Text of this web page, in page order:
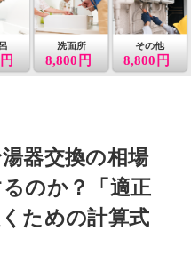
洗面所
8,800円
その他
8,800円
器交換の相場
のか？「適正
ための計算式